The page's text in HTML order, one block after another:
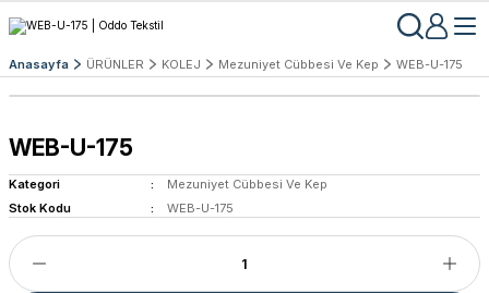
Anasayfa ÜRÜNLER KOLEJ Mezuniyet Cübbesi Ve Kep WEB-U-175
WEB-U-175
Kategori
Mezuniyet Cübbesi Ve Kep
Stok Kodu
WEB-U-175